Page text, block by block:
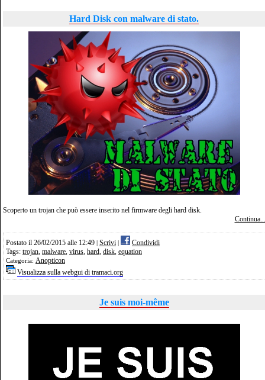
Hard Disk con malware di stato.
Scoperto un trojan che può essere inserito nel firmware degli hard disk.
Continua...
Postato il 26/02/2015 alle 12:49 Scrivi
Condividi
Tags: trojan, malware, virus, hard, disk, equation
Categoria: Anopticon
Visualizza sulla webgui di tramaci.org
Je suis moi-même